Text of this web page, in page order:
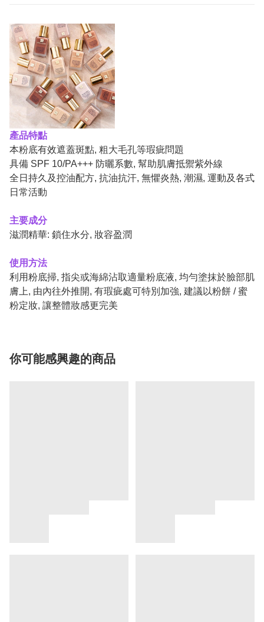
產品特點
本粉底有效遮蓋斑點, 粗大毛孔等瑕疵問題
具備 SPF 10/PA+++ 防曬系數, 幫助肌膚抵禦紫外線
全日持久及控油配方, 抗油抗汗, 無懼炎熱, 潮濕, 運動及各式
日常活動
主要成分
滋潤精華: 鎖住水分, 妝容盈潤
使用方法
利用粉底掃, 指尖或海綿沾取適量粉底液, 均勻塗抹於臉部肌
膚上, 由內往外推開, 有瑕疵處可特別加強, 建議以粉餅 / 蜜
粉定妝, 讓整體妝感更完美
你可能感興趣的商品